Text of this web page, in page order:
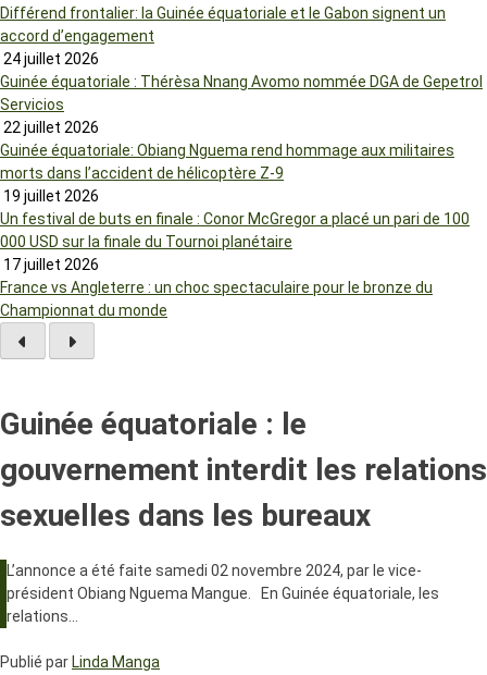
Différend frontalier: la Guinée équatoriale et le Gabon signent un
accord d’engagement
24 juillet 2026
Guinée équatoriale : Thérèsa Nnang Avomo nommée DGA de Gepetrol
Servicios
22 juillet 2026
Guinée équatoriale: Obiang Nguema rend hommage aux militaires
morts dans l’accident de hélicoptère Z-9
19 juillet 2026
Un festival de buts en finale : Conor McGregor a placé un pari de 100
000 USD sur la finale du Tournoi planétaire
17 juillet 2026
France vs Angleterre : un choc spectaculaire pour le bronze du
Championnat du monde
Guinée équatoriale : le
gouvernement interdit les relations
sexuelles dans les bureaux
L’annonce a été faite samedi 02 novembre 2024, par le vice-
président Obiang Nguema Mangue. En Guinée équatoriale, les
relations…
Publié par Linda Manga